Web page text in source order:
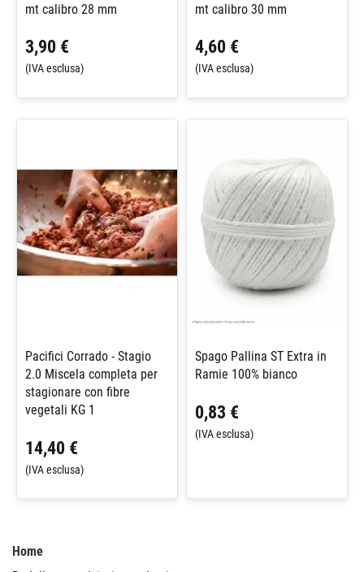
mt calibro 28 mm
3,90 €
(IVA esclusa)
mt calibro 30 mm
4,60 €
(IVA esclusa)
Pacifici Corrado - Stagio
2.0 Miscela completa per
stagionare con fibre
vegetali KG 1
14,40 €
(IVA esclusa)
Spago Pallina ST Extra in
Ramie 100% bianco
0,83 €
(IVA esclusa)
Home